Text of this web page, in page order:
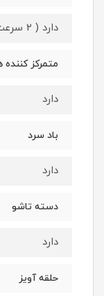
دارد ( 2 سرعت )
متمرکز کننده
دارد
باد سرد
دارد
دسته تاشو
دارد
حلقه آویز